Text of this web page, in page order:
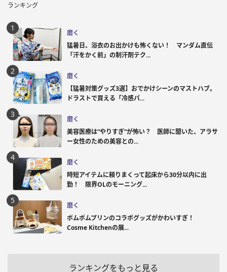
ランキング
磨く
猛暑日、浴衣のお出かけも怖くない！ マンダム直伝
「汗をかく前」の制汗剤テク...
磨く
【猛暑対策グッズ3選】おでかけシーンのマストハブ。
ドラストで買える「冷感パ...
磨く
美容医療は“やりすぎ”が怖い？ 医師に聞いた、アラサ
ー女性のための美容との...
磨く
時短アイテムに頼りまくって起床から30分以内に出
勤！ 限界OLのモーニング...
磨く
ポムポムプリンのコラボグッズがかわいすぎ！
Cosme Kitchenの展...
ランキングをもっと見る